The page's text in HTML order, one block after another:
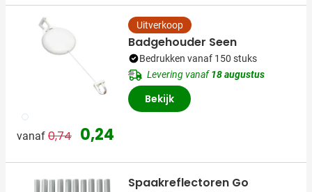
002
vanaf Normale prijs
0,74 Speciale prijs
0,24
Uitverkoop
Badgehouder Seen
Bedrukken vanaf 150 stuks
Levering vanaf18 augustus
Bekijk
Spaakreflectoren Go